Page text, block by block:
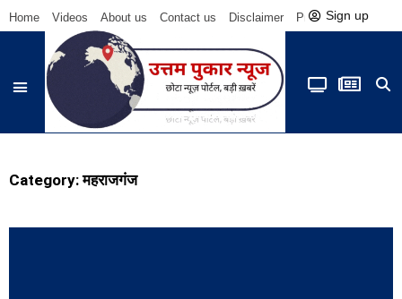
Home Videos About us Contact us Disclaimer Privacy Policy
Sign up
Category: महराजगंज